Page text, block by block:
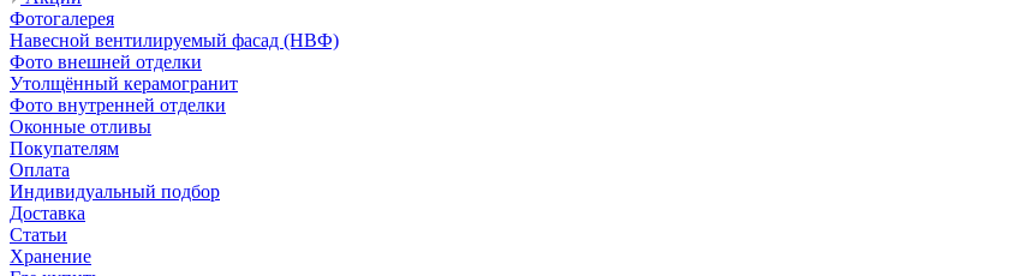
Фотогалерея
Навесной вентилируемый фасад (НВФ)
Фото внешней отделки
Утолщённый керамогранит
Фото внутренней отделки
Оконные отливы
Покупателям
Оплата
Индивидуальный подбор
Доставка
Статьи
Хранение